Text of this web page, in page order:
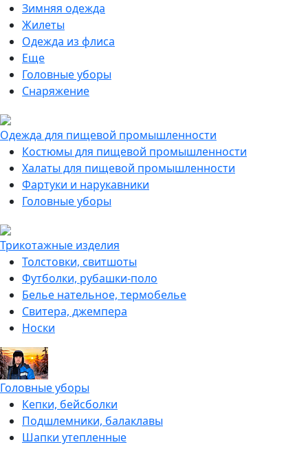
Зимняя одежда
Жилеты
Одежда из флиса
Еще
Головные уборы
Снаряжение
Одежда для пищевой промышленности
Костюмы для пищевой промышленности
Халаты для пищевой промышленности
Фартуки и нарукавники
Головные уборы
Трикотажные изделия
Толстовки, свитшоты
Футболки, рубашки-поло
Белье нательное, термобелье
Свитера, джемпера
Носки
Головные уборы
Кепки, бейсболки
Подшлемники, балаклавы
Шапки утепленные